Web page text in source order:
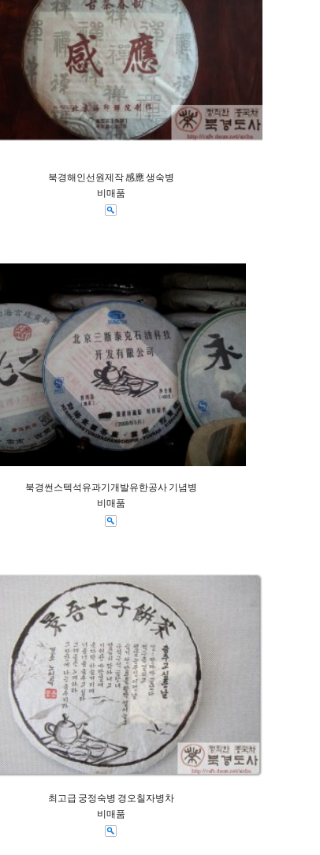
북경해인선원제작 感應 생숙병
비매품
북경썬스텍석유과기개발유한공사 기념병
비매품
최고급 궁정숙병 경오칠자병차
비매품